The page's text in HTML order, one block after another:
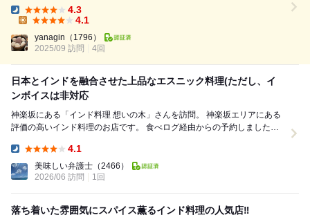
着 店内は、5名グループの方々、お二人様がいらっしゃいました 友達は
予約時間...
Dinner:
4.3
4.1
yanagin （1796）
2025/09 訪問
4回
日本とインドを融合させた上品なエスニック料理(ただし、イ
ンボイスは非対応
神楽坂にある「インド料理 想いの木」さんを訪問。 神楽坂エリアにある
評価の高いインド料理のお店です。 食べログ経由からの予約しました。
4.1
美味しい弁護士 （2466）
2026/06 訪問
1回
落ち着いた雰囲気にスパイス薫るインド料理の人気店‼️